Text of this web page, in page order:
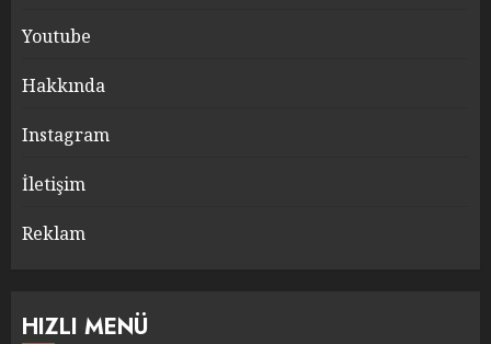
Youtube
Hakkında
Instagram
İletişim
Reklam
HIZLI MENÜ